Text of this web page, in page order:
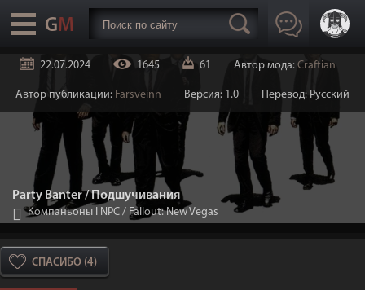
22.07.2024 1645 61 Автор мода: Craftian
Автор публикации: Farsveinn Версия: 1.0 Перевод: Русский
Party Banter / Подшучивания
Компаньоны I NPC / Fallout: New Vegas
СПАСИБО (4)